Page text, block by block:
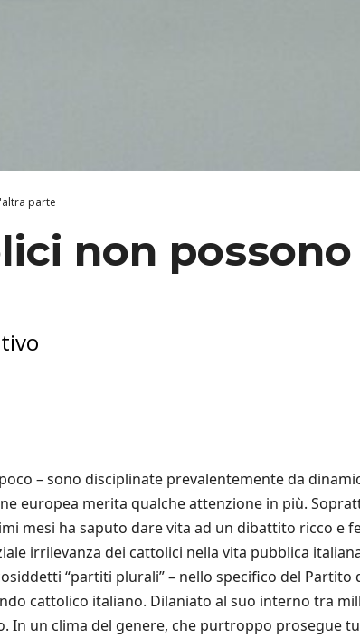
parte
non
– sono disciplinate prevalentemente da
europea merita qualche attenzione in più.
mesi ha saputo dare vita ad un dibattito ricco e
irrilevanza dei cattolici nella vita pubblica
“partiti plurali” – nello specifico del
cattolico italiano. Dilaniato al suo interno tra
In un clima del genere, che purtroppo prosegue